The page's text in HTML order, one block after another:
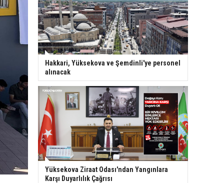
Hakkari, Yüksekova ve Şemdinli'ye personel
alınacak
Yüksekova Ziraat Odası'ndan Yangınlara
Karşı Duyarlılık Çağrısı